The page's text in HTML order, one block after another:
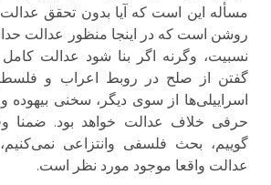
مسأله این است که آیا بدون تحقق
روشن است که در اینجا منظور عدالت
نسبیت، وگرنه اگر بنا شود عدالت
گفتن از صلح در روبط اعراب و
اسراییلی‌ها از سوی دیگر، سخنی
حرفی خلاف عدالت خواهد بود. ضمنا
گوییم، بحث فلسفی وانتزاعی
عدالت واقعا موجود مورد نظر است.